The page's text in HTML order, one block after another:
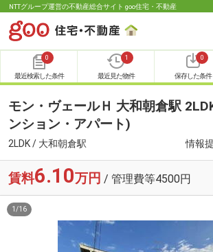
NTTグループ運営の不動産総合サイト goo住宅・不動産
0
最近検索した条件
1
最近見た物件
0
保存した条件
モン・ヴェールＨ 大和朝倉駅
ンション・アパート)
2LDK / 大和朝倉駅 情報
賃料6.10万円 / 管理費等4500円
1 /16